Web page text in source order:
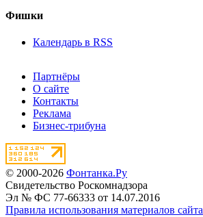
Фишки
Календарь в RSS
Партнёры
О сайте
Контакты
Реклама
Бизнес-трибуна
© 2000-2026 Фонтанка.Ру
Свидетельство Роскомнадзора
Эл № ФС 77-66333 от 14.07.2016
Правила использования материалов сайта